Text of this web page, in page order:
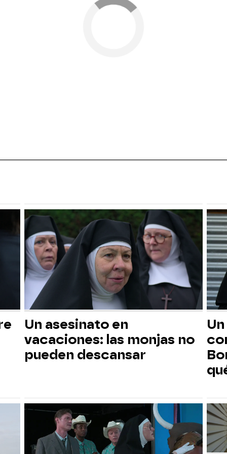
Un asesinato en
vacaciones: las monjas no
pueden descansar